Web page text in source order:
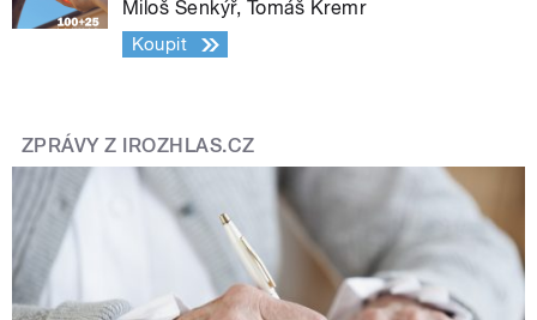
Miloš Šenkýř, Tomáš Kremr
Koupit
ZPRÁVY Z IROZHLAS.CZ